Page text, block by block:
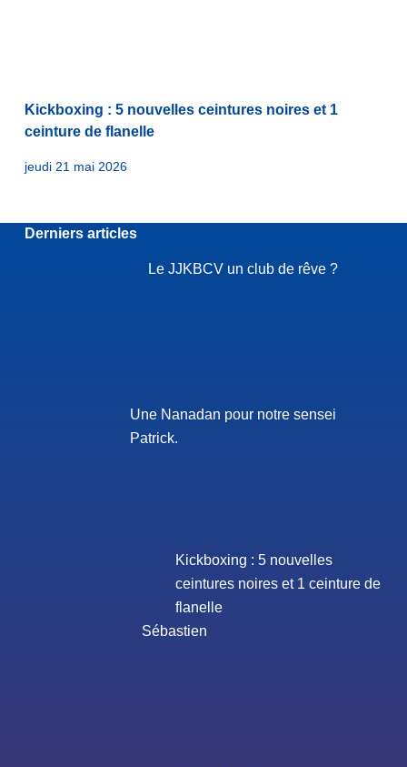
Kickboxing : 5 nouvelles ceintures noires et 1
ceinture de flanelle
jeudi 21 mai 2026
Derniers articles
Le JJKBCV un club de rêve ?
Une Nanadan pour notre sensei
Patrick.
Kickboxing : 5 nouvelles
ceintures noires et 1 ceinture de
flanelle
Sébastien